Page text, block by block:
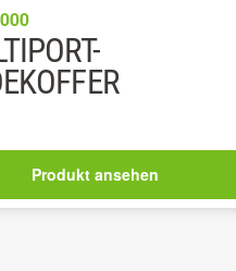
Produkt ansehen